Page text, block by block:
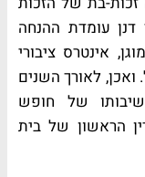
עומדת ההנחה
אינטרס ציבורי
לאורך השנים
של חופש
הראשון של בית